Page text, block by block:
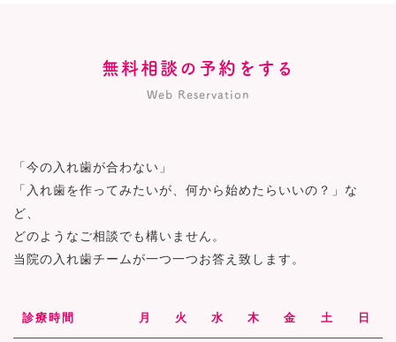
無料相談の予約をする
Web Reservation
「今の入れ歯が合わない」
「入れ歯を作ってみたいが、何から始めたらいいの？」な
ど、
どのようなご相談でも構いません。
当院の入れ歯チームが一つ一つお答え致します。
診療時間 月 火 水 木 金 土 日